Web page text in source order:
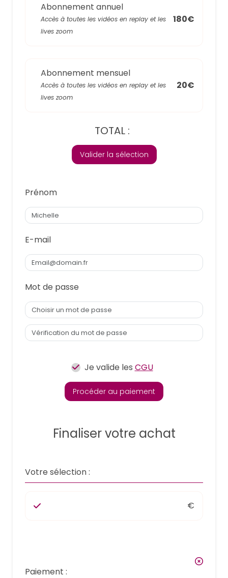
Abonnement annuel
Accès à toutes les vidéos en replay et les
lives zoom
180€
Abonnement mensuel
Accès à toutes les vidéos en replay et les
lives zoom
20€
TOTAL :
Valider la sélection
Prénom
E-mail
Mot de passe
Je valide les CGU
Procéder au paiement
Finaliser votre achat
Votre sélection :
€
Paiement :